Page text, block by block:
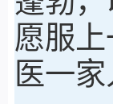
愿服
医一家